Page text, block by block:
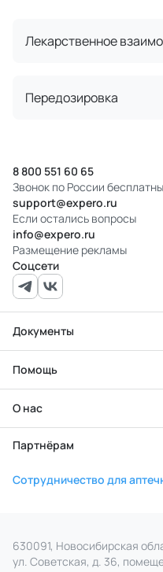
Лекарственное
Передозировка
8 800 551 60 65
Звонок по России
support@expero.ru
Если остались вопросы
info@expero.ru
Размещение рекламы
Соцсети
Документы
Помощь
О нас
Партнёрам
Сотрудничество для
630091, Новосибирская
ул. Советская, д. 36,